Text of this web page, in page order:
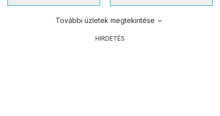
További üzletek megtekintése
HIRDETÉS